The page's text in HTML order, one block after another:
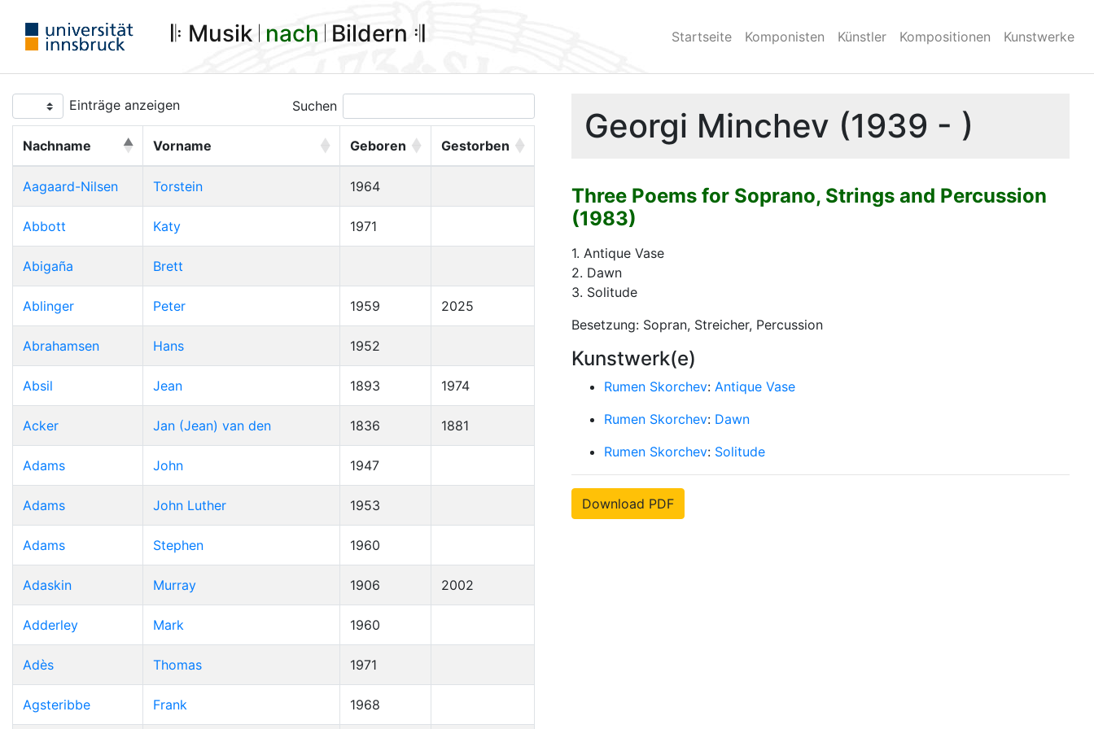
𝄆 Musik 𝄀 nach 𝄀 Bildern 𝄇 Startseite Komponisten Künstler Kompositionen Kunstwerke
Einträge anzeigen Suchen
Nachname Vorname Geboren Gestorben
Aagaard-Nilsen Torstein 1964
Abbott Katy 1971
Abigaña Brett
Ablinger Peter 1959 2025
Abrahamsen Hans 1952
Absil Jean 1893 1974
Acker Jan (Jean) van den 1836 1881
Adams John 1947
Adams John Luther 1953
Adams Stephen 1960
Adaskin Murray 1906 2002
Adderley Mark 1960
Adès Thomas 1971
Agsteribbe Frank 1968
Georgi Minchev (1939 - )
Three Poems for Soprano, Strings and Percussion
(1983)
1. Antique Vase
2. Dawn
3. Solitude
Besetzung: Sopran, Streicher, Percussion
Kunstwerk(e)
Rumen Skorchev: Antique Vase
Rumen Skorchev: Dawn
Rumen Skorchev: Solitude
Download PDF